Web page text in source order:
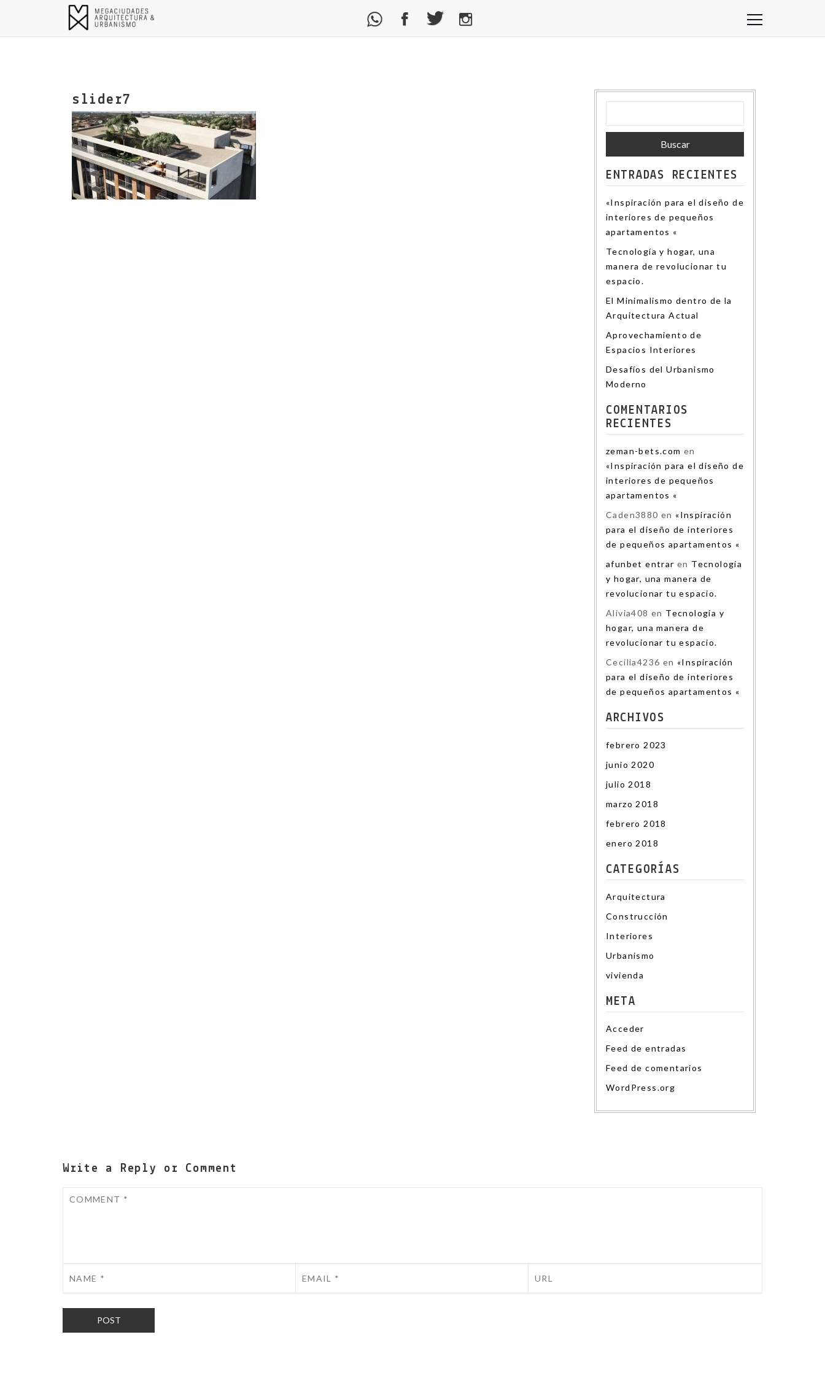
slider7
ENTRADAS RECIENTES
«Inspiración para el diseño de
interiores de pequeños
apartamentos «
Tecnología y hogar, una
manera de revolucionar tu
espacio.
El Minimalismo dentro de la
Arquitectura Actual
Aprovechamiento de
Espacios Interiores
Desafíos del Urbanismo
Moderno
COMENTARIOS
RECIENTES
zeman-bets.com en
«Inspiración para el diseño de
interiores de pequeños
apartamentos «
Caden3880 en «Inspiración
para el diseño de interiores
de pequeños apartamentos «
afunbet entrar en Tecnología
y hogar, una manera de
revolucionar tu espacio.
Alivia408 en Tecnología y
hogar, una manera de
revolucionar tu espacio.
Cecilia4236 en «Inspiración
para el diseño de interiores
de pequeños apartamentos «
ARCHIVOS
febrero 2023
junio 2020
julio 2018
marzo 2018
febrero 2018
enero 2018
CATEGORÍAS
Arquitectura
Construcción
Interiores
Urbanismo
vivienda
META
Acceder
Feed de entradas
Feed de comentarios
WordPress.org
Write a Reply or Comment